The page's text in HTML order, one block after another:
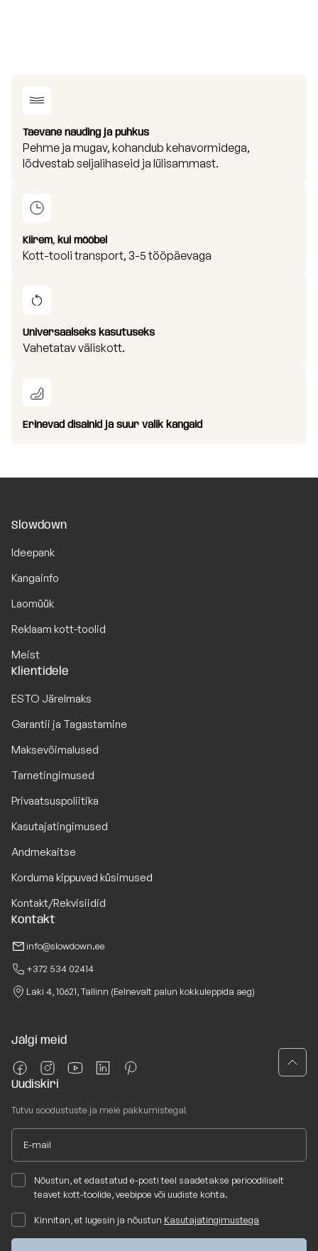
Taevane nauding ja puhkus
Pehme ja mugav, kohandub kehavormidega,
lõdvestab seljalihaseid ja lülisammast.
Kiirem, kui mööbel
Kott-tooli transport, 3-5 tööpäevaga
Universaalseks kasutuseks
Vahetatav väliskott.
Erinevad disainid ja suur valik kangaid
Slowdown
Ideepank
Kangainfo
Laomüük
Reklaam kott-toolid
Meist
Klientidele
ESTO Järelmaks
Garantii ja Tagastamine
Maksevõimalused
Tarnetingimused
Privaatsuspoliitika
Kasutajatingimused
Andmekaitse
Korduma kippuvad küsimused
Kontakt/Rekvisiidid
Kontakt
info@slowdown.ee
+372 534 02414
Laki 4, 10621, Tallinn (Eelnevalt palun kokkuleppida aeg)
Jälgi meid
Uudiskiri
Tutvu soodustuste ja meie pakkumistega!
Nõustun, et edastatud e-posti teel saadetakse perioodiliselt
teavet kott-toolide, veebipoe või uudiste kohta.
Kinnitan, et lugesin ja nõustun Kasutajatingimustega